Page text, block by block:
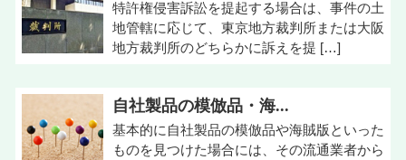
特許権侵害訴訟を提起する場合は、事件の土
地管轄に応じて、東京地方裁判所または大阪
地方裁判所のどちらかに訴えを提 […]
自社製品の模倣品・海...
基本的に自社製品の模倣品や海賊版といった
ものを見つけた場合には、その流通業者から